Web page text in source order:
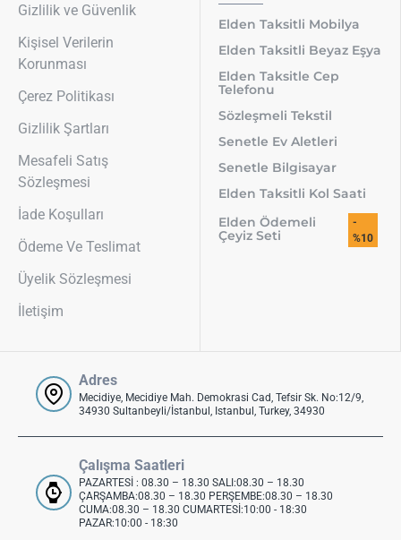
Gizlilik ve Güvenlik
Kişisel Verilerin
Korunması
Çerez Politikası
Gizlilik Şartları
Mesafeli Satış
Sözleşmesi
İade Koşulları
Ödeme Ve Teslimat
Üyelik Sözleşmesi
İletişim
Elden Taksitli Mobilya
Elden Taksitli Beyaz Eşya
Elden Taksitle Cep
Telefonu
Sözleşmeli Tekstil
Senetle Ev Aletleri
Senetle Bilgisayar
Elden Taksitli Kol Saati
Elden Ödemeli
Çeyiz Seti
-
%10
Adres
Mecidiye, Mecidiye Mah. Demokrasi Cad, Tefsir Sk. No:12/9,
34930 Sultanbeyli/İstanbul, Istanbul, Turkey, 34930
Çalışma Saatleri
PAZARTESİ : 08.30 – 18.30 SALI:08.30 – 18.30
ÇARŞAMBA:08.30 – 18.30 PERŞEMBE:08.30 – 18.30
CUMA:08.30 – 18.30 CUMARTESİ:10:00 - 18:30
PAZAR:10:00 - 18:30